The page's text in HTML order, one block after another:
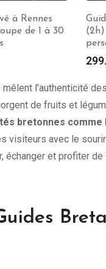
à Rennes
de 1 à 30
(2h)
l’authenticité
de fruits et
bretonnes
visiteurs avec le
échanger et profiter de